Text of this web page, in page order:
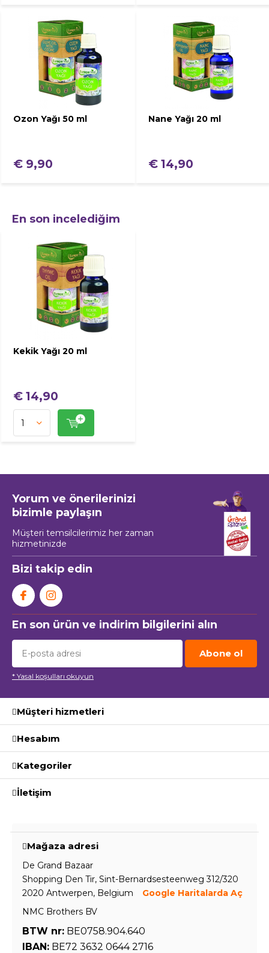
Ozon Yağı 50 ml
€ 9,90
Nane Yağı 20 ml
€ 14,90
En son incelediğim
Kekik Yağı 20 ml
€ 14,90
Yorum ve önerilerinizi
bizimle paylaşın
Müşteri temsilcilerimiz her zaman
hizmetinizde
Bizi takip edin
En son ürün ve indirim bilgilerini alın
Abone ol
* Yasal koşulları okuyun
Müşteri hizmetleri
Hesabım
Kategoriler
İletişim
Mağaza adresi
De Grand Bazaar
Shopping Den Tir, Sint-Bernardsesteenweg 312/320
2020 Antwerpen, Belgium
Google Haritalarda Aç
NMC Brothers BV
BTW nr: BE0758.904.640
IBAN: BE72 3632 0644 2716